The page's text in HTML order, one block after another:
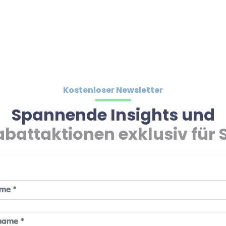
Kostenloser Newsletter
Spannende Insights und
exklusiv für